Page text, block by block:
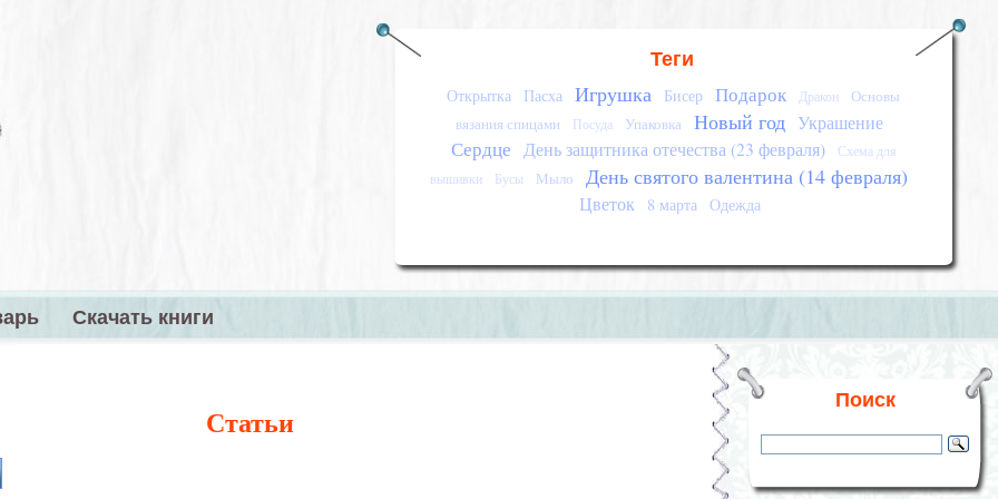
Теги
Открытка Пасха Игрушка Бисер Подарок Дракон
Основы
вязания спицами
Посуда Упаковка Новый год Украшение
Сердце День защитника отечества (23 февраля)
Схема для
вышивки
Бусы Мыло День святого валентина (14 февраля)
Цветок 8 марта Одежда
Скачать книги
Статьи
Поиск